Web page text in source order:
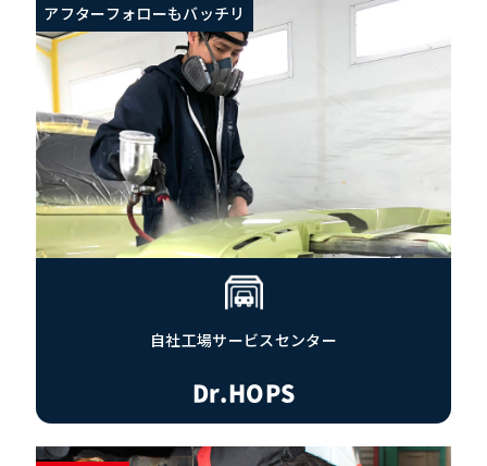
アフターフォローもバッチリ
自社工場サービスセンター
Dr.HOPS